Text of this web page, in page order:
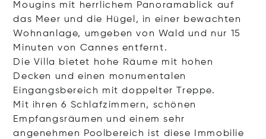
Mougins mit herrlichem Panoramablick auf
das Meer und die Hügel, in einer bewachten
Wohnanlage, umgeben von Wald und nur 15
Minuten von Cannes entfernt.
Die Villa bietet hohe Räume mit hohen
Decken und einen monumentalen
Eingangsbereich mit doppelter Treppe.
Mit ihren 6 Schlafzimmern, schönen
Empfangsräumen und einem sehr
angenehmen Poolbereich ist diese Immobilie